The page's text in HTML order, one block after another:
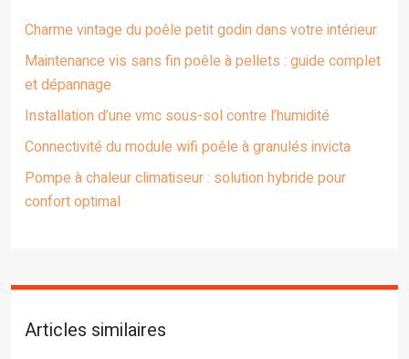
Charme vintage du poêle petit godin dans votre intérieur
Maintenance vis sans fin poêle à pellets : guide complet
et dépannage
Installation d’une vmc sous-sol contre l’humidité
Connectivité du module wifi poêle à granulés invicta
Pompe à chaleur climatiseur : solution hybride pour
confort optimal
Articles similaires